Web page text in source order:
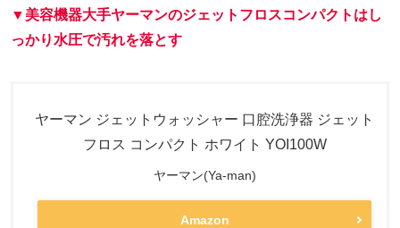
▼美容機器大手ヤーマンのジェットフロスコンパクトはし
っかり水圧で汚れを落とす
ヤーマン ジェットウォッシャー 口腔洗浄器 ジェット
フロス コンパクト ホワイト YOI100W
ヤーマン(Ya-man)
Amazon